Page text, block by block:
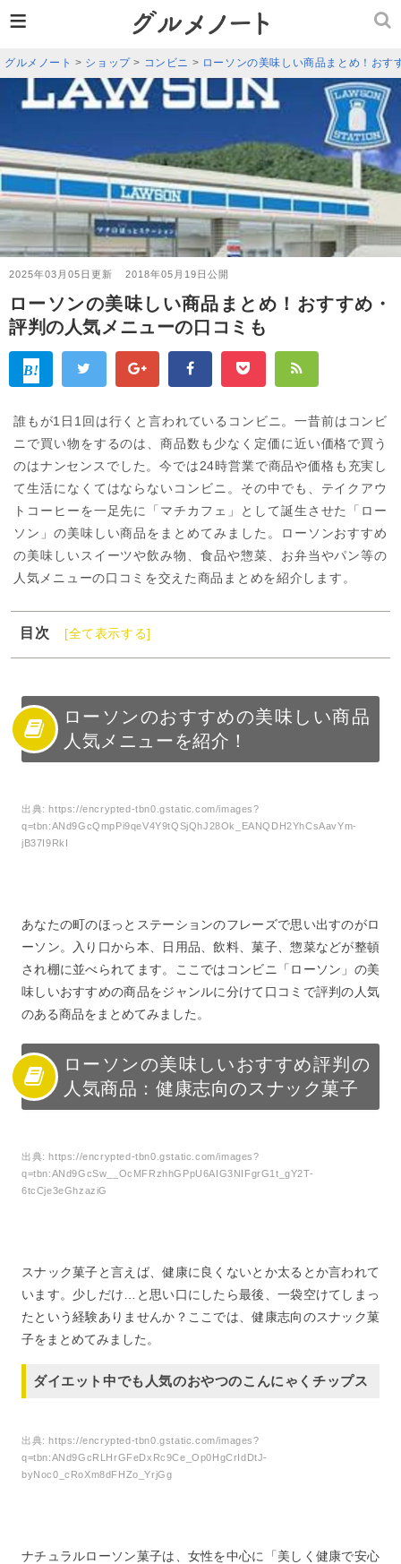
グルメノート > ショップ > コンビニ > ローソンの美味しい商品まとめ！お
2025年03月05日更新 2018年05月19日公開
ローソンの美味しい商品まとめ！おすすめ・
評判の人気メニューの口コミも
誰もが1日1回は行くと言われているコンビニ。一昔前はコンビ
ニで買い物をするのは、商品数も少なく定価に近い価格で買う
のはナンセンスでした。今では24時営業で商品や価格も充実し
て生活になくてはならないコンビニ。その中でも、テイクアウ
トコーヒーを一足先に「マチカフェ」として誕生させた「ロー
ソン」の美味しい商品をまとめてみました。ローソンおすすめ
の美味しいスイーツや飲み物、食品や惣菜、お弁当やパン等の
人気メニューの口コミを交えた商品まとめを紹介します。
目次
[全て表示する]
1
ローソンのおすすめの美味しい商品人気メニューを紹
2
ローソンの美味しいおすすめ評判の人気商品：健康志向
のスナック菓子
3
ローソンの美味しいおすすめ評判の人気商品：甘さ控え
4
ローソンの美味しいおすすめ評判の人気商品：豊富な種
類の冷凍食品
アイスで飲みタイム
7
ローソンの美味しいおすすめ評判の人気商品：健康美た
っぷりサラダ＆お惣菜
8
ローソンの美味しいおすすめ評判の人気商品：チルドで
長持ちお弁当
9
ローソンの美味しいおすすめ評判の人気商品：ローソン
のベーカリー
10
ローソンの美味しいおすすめ評判の人気商品：限定と定
もある？番外編
12
ローソンの美味しいおすすめ評判の人気商品のまとめ
ローソンのおすすめの美味しい商品
人気メニューを紹介！
出典:https://encrypted-tbn0.gstatic.com/images?
q=tbn:ANd9GcQmpPi9qeV4Y9tQSjQhJ28Ok_EANQDH2YhCsAavYm-
jB37I9RkI
あなたの町のほっとステーションのフレーズで思い出すのがロ
ーソン。入り口から本、日用品、飲料、菓子、惣菜などが整頓
され棚に並べられてます。ここではコンビニ「ローソン」の美
味しいおすすめの商品をジャンルに分けて口コミで評判の人気
のある商品をまとめてみました。
ローソンの美味しいおすすめ評判の
人気商品：健康志向のスナック菓子
出典:https://encrypted-tbn0.gstatic.com/images?
q=tbn:ANd9GcSw__OcMFRzhhGPpU6AIG3NIFgrG1t_gY2T-
6tcCje3eGhzaziG
スナック菓子と言えば、健康に良くないとか太るとか言われて
います。少しだけ…と思い口にしたら最後、一袋空けてしまっ
たという経験ありませんか？ここでは、健康志向のスナック菓
子をまとめてみました。
ダイエット中でも人気のおやつのこんにゃくチップス
出典:https://encrypted-tbn0.gstatic.com/images?
q=tbn:ANd9GcRLHrGFeDxRc9Ce_Op0HgCrIdDtJ-
byNoc0_cRoXm8dFHZo_YrjGg
ナチュラルローソン菓子は、女性を中心に「美しく健康で安心
≡